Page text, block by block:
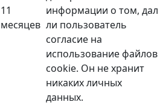
11
месяцев
информации о том, дал
ли пользователь
согласие на
использование файлов
cookie. Он не хранит
никаких личных
данных.